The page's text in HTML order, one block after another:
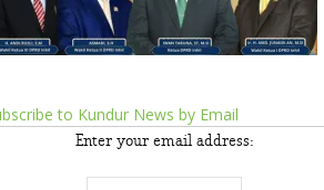
to Kundur News by Email
Enter your email address: